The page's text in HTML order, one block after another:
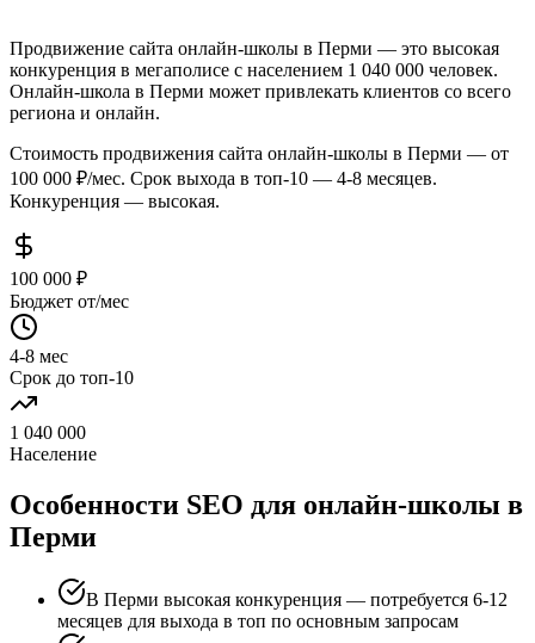
Продвижение сайта онлайн-школы в Перми — это высокая
конкуренция в мегаполисе с населением 1 040 000 человек.
Онлайн-школа в Перми может привлекать клиентов со всего
региона и онлайн.
Стоимость продвижения сайта онлайн-школы в Перми — от
100 000 ₽/мес. Срок выхода в топ-10 — 4-8 месяцев.
Конкуренция — высокая.
100 000 ₽
Бюджет от/мес
4-8 мес
Срок до топ-10
1 040 000
Население
Особенности SEO для онлайн-школы в
Перми
В Перми высокая конкуренция — потребуется 6-12
месяцев для выхода в топ по основным запросам